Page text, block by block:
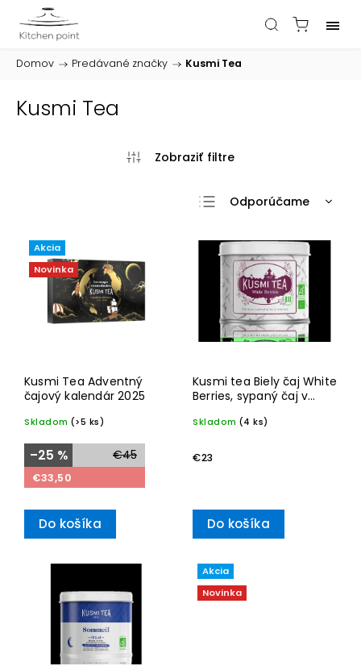
Domov / Predávané značky / Kusmi Tea
Kusmi Tea
Odporúčame
Najdrahšie
Najpredávanejšie
Abecedne
Akcia
Novinka
Kusmi Tea Adventný
čajový kalendár 2025
Skladom (>5 ks)
€45
–25 %
€33,50
Do košíka
Kusmi tea Biely čaj White
Berries, sypaný čaj v
Skladom (4 ks)
€23
Do košíka
Akcia
Novinka